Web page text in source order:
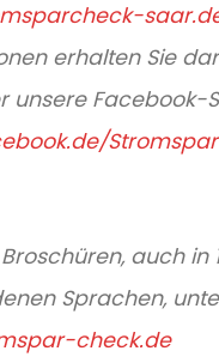
erhalten Sie
unsere Facebook-
auch in
Sprachen,
check.de